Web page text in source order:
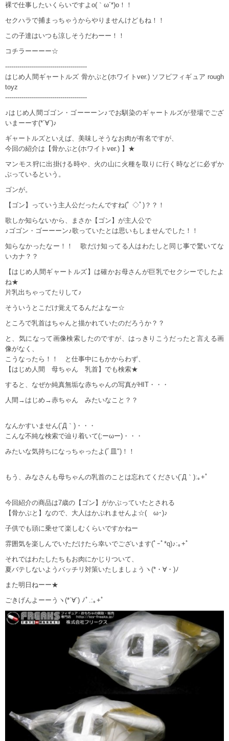
裸で仕事したいくらいですよo(｀ω´*)o！！
セクハラで捕まっちゃうからやりませんけどもね！！
この子達はいつも涼しそうだわーー！！
コチラーーーー☆
----------------------------------------
はじめ人間ギャートルズ 骨かぶと(ホワイトver.) ソフビフィギュア rough
toyz
----------------------------------------
♪はじめ人間ゴゴン・ゴーーーン♪でお馴染のギャートルズが登場でござ
いまーーす(*´∀`)♪
ギャートルズといえば、美味しそうなお肉が有名ですが、
今回の紹介は【骨かぶと(ホワイトver.) 】★
マンモス狩に出掛ける時や、火の山に火種を取りに行く時などに必ずか
ぶっているという。
ゴンが。
【ゴン】っていう主人公だったんですね(ﾟ ◇ﾟ)？？！
歌しか知らないから、まさか【ゴン】が主人公で
♪ゴゴン・ゴーーーン♪歌っていたとは思いもしませんでした！！
知らなかったなー！！ 歌だけ知ってる人はわたしと同じ事で驚いてな
いカナ？？
【はじめ人間ギャートルズ】は確かお母さんが巨乳でセクシーでしたよ
ね★
片乳出ちゃってたりして♪
そういうとこだけ覚えてるんだよなー☆
ところで乳首はちゃんと描かれていたのだろうか？？
と、気になって画像検索したのですが、はっきりこうだったと言える画
像がなく、
こうなったら！！ と仕事中にもかからわず、
【はじめ人間 母ちゃん 乳首】でも検索★
すると、なぜか純真無垢な赤ちゃんの写真がHIT・・・
人間→はじめ→赤ちゃん みたいなこと？？
なんかすいません(´Д｀)・・・
こんな不純な検索で辿り着いて(;ーωー)・・・
みたいな気持ちになっちゃったよ(ﾞ皿")！！
もう、みなさんも母ちゃんの乳首のことは忘れてください(´Д｀):｡+ﾟ
今回紹介の商品は7歳の【ゴン】がかぶっていたとされる
【骨かぶと】なので、大人はかぶれませんよ☆(ゝω･)♪
子供でも頭に乗せて楽しむくらいですかねー
雰囲気を楽しんでいただけたら幸いでございます(ﾟｰﾟ*q)♪:｡+ﾟ
それではわたしたちもお肉にかじりついて、
夏バテしないようバッチリ対策いたしましょうヽ(*・∀・)ﾉ
また明日ねーー★
ごきげんよーーうヽ(*´∀`) ﾉﾟ.:｡+ﾟ